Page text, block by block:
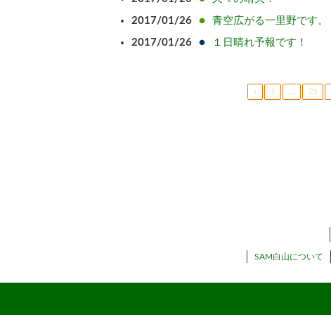
2017/01/26 青空広がる一里野です。
2017/01/26 １日晴れ予報です！
« 1 23
SAM白山について